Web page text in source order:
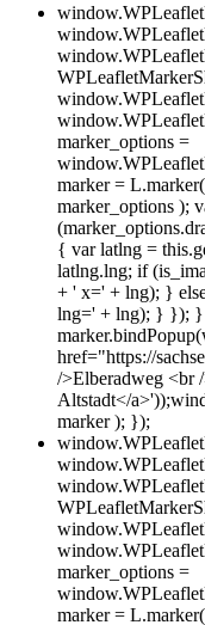
marker_options =
marker =
marker_options );
{ var latlng =
latlng.lng; if
+ ' x=' + lng); }
lng=' + lng); } }); }
href="https://
/>Elberadweg <br
Altstadt</
marker ); });
marker_options =
marker =